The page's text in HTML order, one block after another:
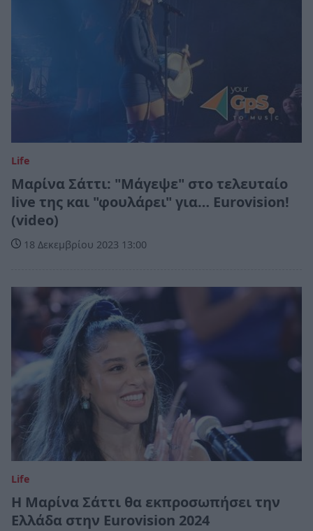
Life
Μαρίνα Σάττι: "Μάγεψε" στο τελευταίο
live της και "φουλάρει" για… Eurovision!
(video)
18 Δεκεμβρίου 2023 13:00
Life
Η Μαρίνα Σάττι θα εκπροσωπήσει την
Ελλάδα στην Eurovision 2024